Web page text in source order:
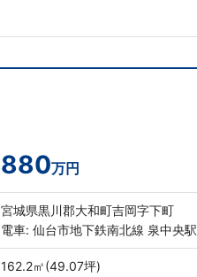
880万円
宮城県黒川郡大和町吉岡字下町
電車: 仙台市地下鉄南北線 泉中央駅
162.2㎡(49.07坪)